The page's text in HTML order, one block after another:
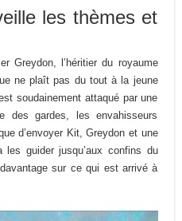
les thèmes et
Greydon, l’héritier du royaume
ne plaît pas du tout à la jeune
soudainement attaqué par une
des gardes, les envahisseurs
d’envoyer Kit, Greydon et une
les guider jusqu’aux confins du
sur ce qui est arrivé à